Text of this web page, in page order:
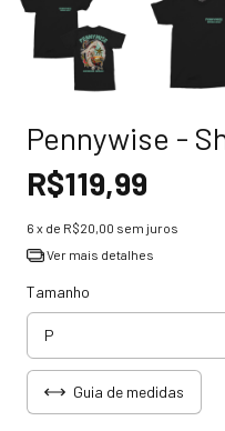
Pennywise -
R$119,99
6 x de R$20,00 sem juros
Ver mais detalhes
Tamanho
Guia de medidas